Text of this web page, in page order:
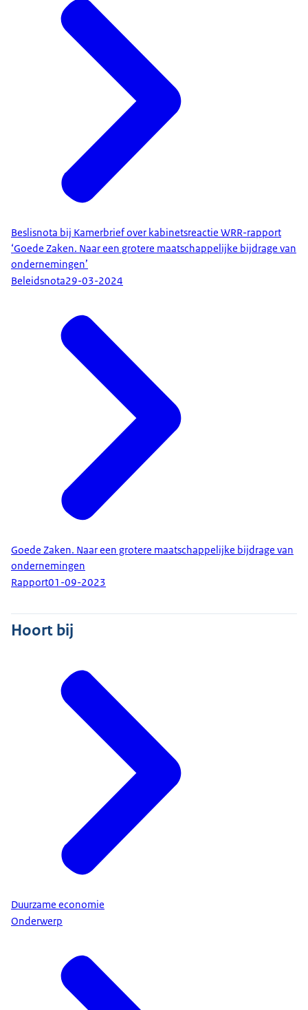
Beslisnota bij Kamerbrief over kabinetsreactie WRR-rapport
‘Goede Zaken. Naar een grotere maatschappelijke bijdrage van
ondernemingen’
Beleidsnota29-03-2024
Goede Zaken. Naar een grotere maatschappelijke bijdrage van
ondernemingen
Rapport01-09-2023
Hoort bij
Duurzame economie
Onderwerp